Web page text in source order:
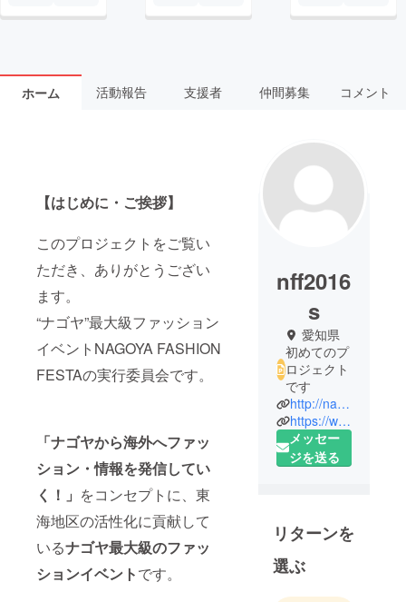
ホーム 活動報告 支援者 仲間募集 コメント
【はじめに・ご挨拶】
このプロジェクトをご覧い
ただき、ありがとうござい
ます。
“ナゴヤ”最大級ファッション
イベントNAGOYA FASHION
FESTAの実行委員会です。
「ナゴヤから海外へファッ
ション・情報を発信してい
く！」 をコンセプトに、東
海地区の活性化に貢献して
いるナゴヤ最大級のファッ
ションイベントです。
nff2016
s
愛知県
初めてのプ
ロジェクト
です
http://nagoya-fashionfesta.net/
https://www.instagram.com/nagoyafashionfesta
メッセー
ジを送る
リターンを
選ぶ